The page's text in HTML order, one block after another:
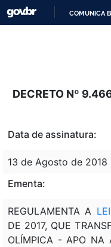
COMUNICA
DECRETO Nº
Data de assinatura:
13 de Agosto de 2018
Ementa:
REGULAMENTA A
DE 2017, QUE
OLÍMPICA - APO NA